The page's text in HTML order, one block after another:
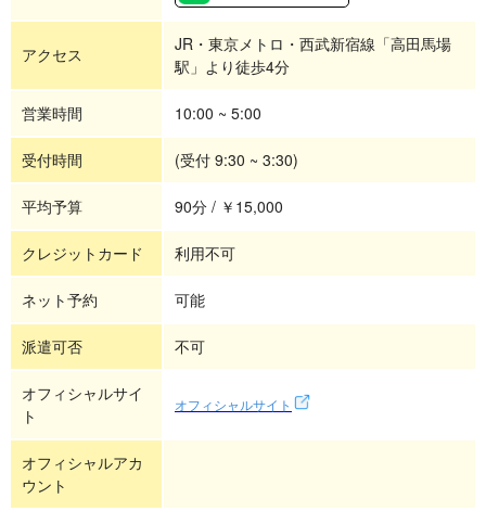
アクセス
JR・東京メトロ・西武新宿線「高田馬場
駅」より徒歩4分
営業時間 10:00 ~ 5:00
受付時間 (受付 9:30 ~ 3:30)
平均予算 90分 / ￥15,000
クレジットカード 利用不可
ネット予約 可能
派遣可否 不可
オフィシャルサイ
ト
オフィシャルサイト
オフィシャルアカ
ウント